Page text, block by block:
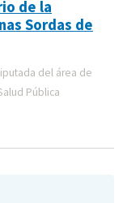
de la
Sordas de
del área de
Pública